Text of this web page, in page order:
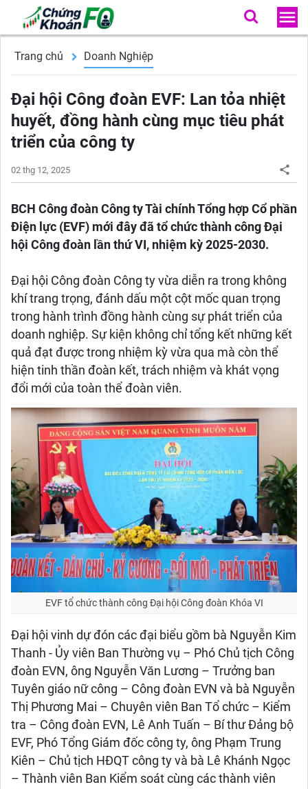
Trang chủ Doanh Nghiệp
Đại hội Công đoàn EVF: Lan tỏa nhiệt
huyết, đồng hành cùng mục tiêu phát
triển của công ty
02 thg 12, 2025
BCH Công đoàn Công ty Tài chính Tổng hợp Cổ phần
Điện lực (EVF) mới đây đã tổ chức thành công Đại
hội Công đoàn lần thứ VI, nhiệm kỳ 2025-2030.
Đại hội Công đoàn Công ty vừa diễn ra trong không
khí trang trọng, đánh dấu một cột mốc quan trọng
trong hành trình đồng hành cùng sự phát triển của
doanh nghiệp. Sự kiện không chỉ tổng kết những kết
quả đạt được trong nhiệm kỳ vừa qua mà còn thể
hiện tinh thần đoàn kết, trách nhiệm và khát vọng
đổi mới của toàn thể đoàn viên.
EVF tổ chức thành công Đại hội Công đoàn Khóa VI
Đại hội vinh dự đón các đại biểu gồm bà Nguyễn Kim
Thanh - Ủy viên Ban Thường vụ – Phó Chủ tịch Công
đoàn EVN, ông Nguyễn Văn Lương – Trưởng ban
Tuyên giáo nữ công – Công đoàn EVN và bà Nguyễn
Thị Phương Mai – Chuyên viên Ban Tổ chức – Kiểm
tra – Công đoàn EVN, Lê Anh Tuấn – Bí thư Đảng bộ
EVF, Phó Tổng Giám đốc công ty, ông Phạm Trung
Kiên – Chủ tịch HĐQT công ty và bà Lê Khánh Ngọc
– Thành viên Ban Kiểm soát cùng các thành viên